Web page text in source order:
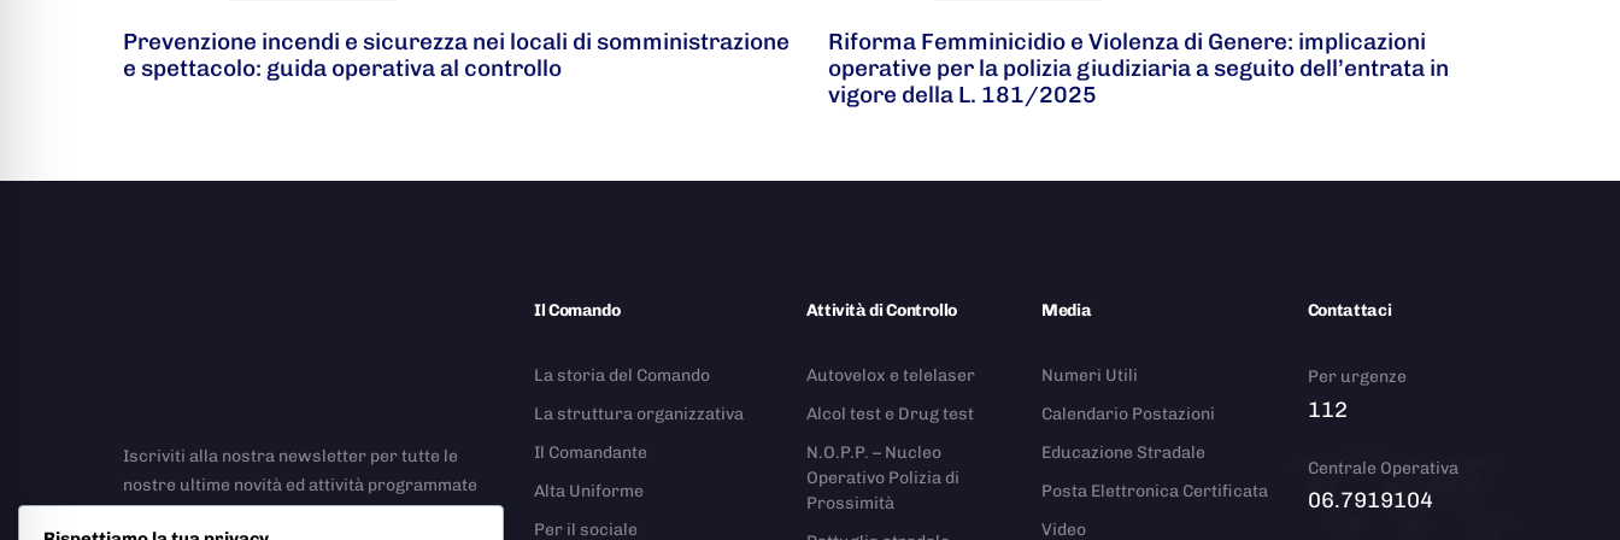
Prevenzione incendi e sicurezza nei locali di somministrazione
e spettacolo: guida operativa al controllo
Riforma Femminicidio e Violenza di Genere: implicazioni
operative per la polizia giudiziaria a seguito dell’entrata in
vigore della L. 181/2025
Iscriviti alla nostra newsletter per tutte le
nostre ultime novità ed attività programmate
Il Comando
La storia del Comando
La struttura organizzativa
Il Comandante
Alta Uniforme
Per il sociale
Attività di Controllo
Autovelox e telelaser
Alcol test e Drug test
N.O.P.P. – Nucleo
Operativo Polizia di
Prossimità
Media
Numeri Utili
Calendario Postazioni
Educazione Stradale
Posta Elettronica Certificata
Video
Contattaci
Per urgenze
112
Centrale Operativa
06.7919104